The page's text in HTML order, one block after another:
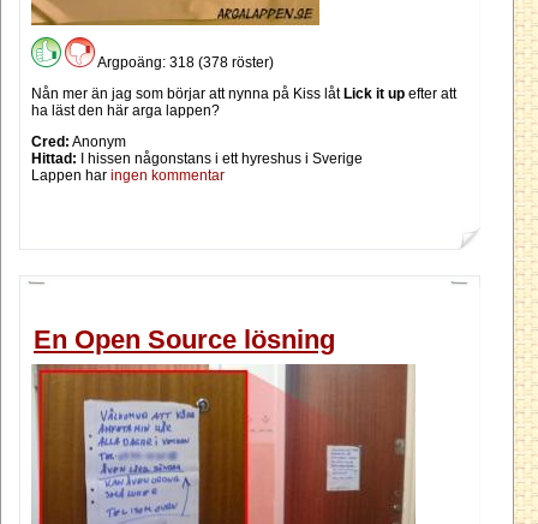
Argpoäng: 318 (378 röster)
Nån mer än jag som börjar att nynna på Kiss låt Lick it up efter att
ha läst den här arga lappen?
Cred: Anonym
Hittad: I hissen någonstans i ett hyreshus i Sverige
Lappen har ingen kommentar
En Open Source lösning